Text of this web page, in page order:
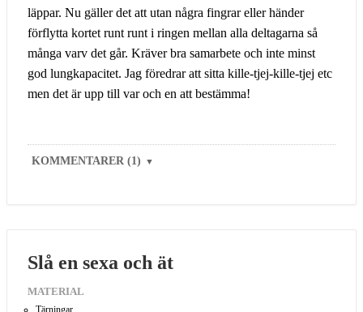
läppar. Nu gäller det att utan några fingrar eller händer
förflytta kortet runt runt i ringen mellan alla deltagarna så
många varv det går. Kräver bra samarbete och inte minst
god lungkapacitet. Jag föredrar att sitta kille-tjej-kille-tjej etc
men det är upp till var och en att bestämma!
KOMMENTARER (1) ▼
Slå en sexa och ät
MATERIAL
Tärningar